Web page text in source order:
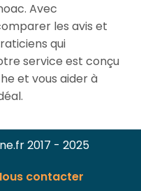
Avec
les avis et
qui
service est conçu
et vous aider à
2017 - 2025
contacter